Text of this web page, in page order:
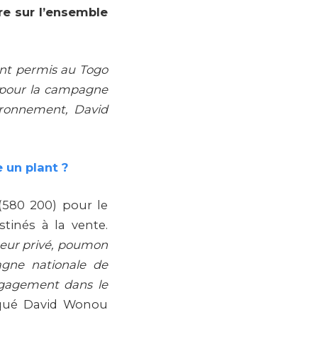
sur l’ensemble
permis au Togo
la campagne
David
un plant ?
200) pour le
à la vente.
privé, poumon
nationale de
dans le
David Wonou